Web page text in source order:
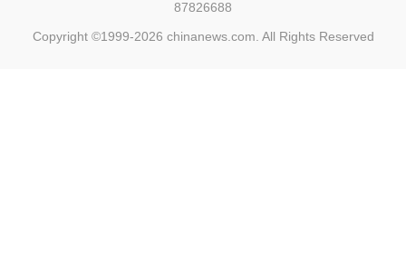
87826688
Copyright ©1999-2026 chinanews.com. All Rights Reserved